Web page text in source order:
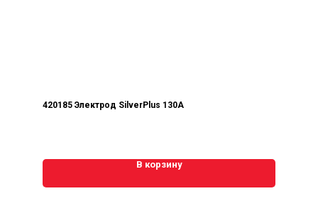
420185 Электрод SilverPlus 130А
В корзину